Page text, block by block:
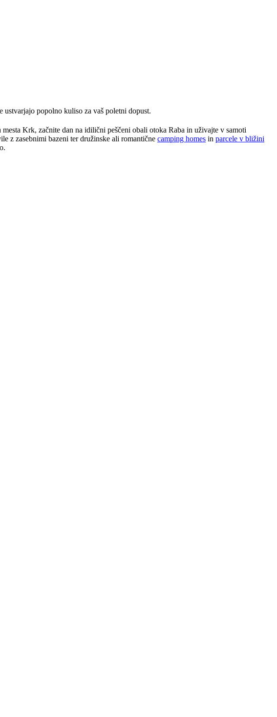
popolno kuliso za vaš poletni dopust.
Krk, začnite dan na idilični peščeni obali otoka Raba in uživajte v samoti
z zasebnimi bazeni ter družinske ali romantične camping homes in parcele v bližini